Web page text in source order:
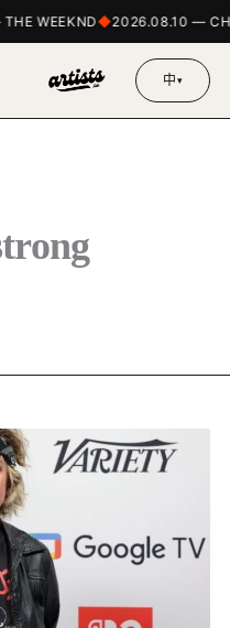
WEEKND 2026.08.10 —
中▾